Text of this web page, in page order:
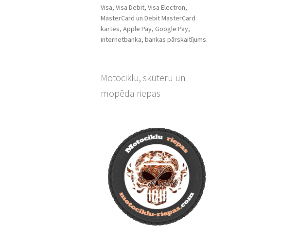
Visa, Visa Debit, Visa Electron,
MasterCard un Debit MasterCard
kartes, Apple Pay, Google Pay,
internetbanka, bankas pārskaitījums.
Motociklu, skūteru un
mopēda riepas